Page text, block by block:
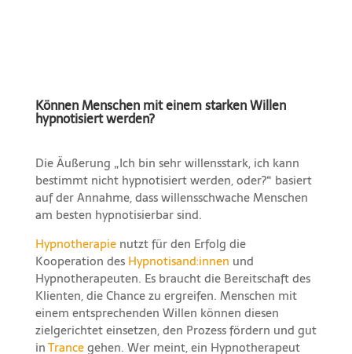
Können Menschen mit einem starken Willen
hypnotisiert werden?
Die Äußerung „Ich bin sehr willensstark, ich kann
bestimmt nicht hypnotisiert werden, oder?“ basiert
auf der Annahme, dass willensschwache Menschen
am besten hypnotisierbar sind.
Hypnotherapienutzt für den Erfolg die
Kooperation des Hypnotisand:innen und
Hypnotherapeuten. Es braucht die Bereitschaft des
Klienten, die Chance zu ergreifen. Menschen mit
einem entsprechenden Willen können diesen
zielgerichtet einsetzen, den Prozess fördern und gut
inTrancegehen. Wer meint, ein Hypnotherapeut